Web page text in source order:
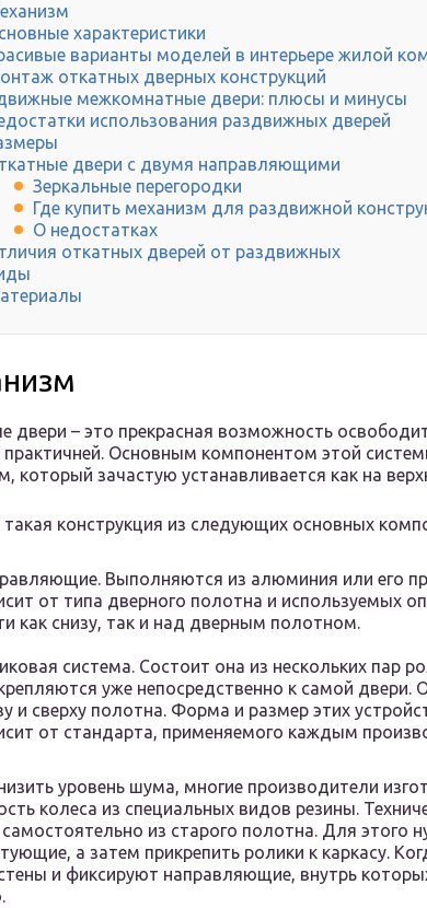
характеристики
варианты моделей в интерьере жилой
откатных дверных конструкций
межкомнатные двери: плюсы и минусы
использования раздвижных дверей
двери с двумя направляющими
Зеркальные перегородки
Где купить механизм для раздвижной
О недостатках
откатных дверей от раздвижных
двери – это прекрасная возможность
практичней. Основным компонентом этой
который зачастую устанавливается как на
такая конструкция из следующих основных
Выполняются из алюминия или его
от типа дверного полотна и используемых
как снизу, так и над дверным полотном.
система. Состоит она из нескольких пар
уже непосредственно к самой двери.
и сверху полотна. Форма и размер этих
от стандарта, применяемого каждым
уровень шума, многие производители
колеса из специальных видов резины.
самостоятельно из старого полотна. Для этого
а затем прикрепить ролики к каркасу.
и фиксируют направляющие, внутрь